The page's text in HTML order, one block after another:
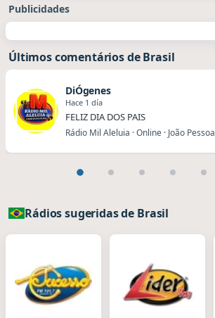
Publicidades
Últimos comentários de Brasil
DiÓgenes
Hace 1 día
FELIZ DIA DOS PAIS
Rádio Mil Aleluia · Online · João Pessoa
Rádios sugeridas de Brasil